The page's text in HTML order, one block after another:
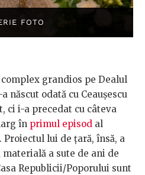
grandios pe Dealul
născut odată cu Ceaușescu
ci i-a precedat cu câteva
în primul episod al
lui de țară, însă, a
a sute de ani de
Republicii/Poporului sunt